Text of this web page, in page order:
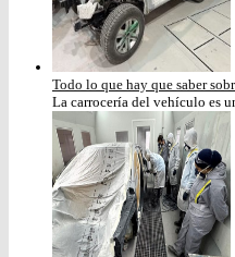
Todo lo que hay que saber
La carrocería del vehículo es